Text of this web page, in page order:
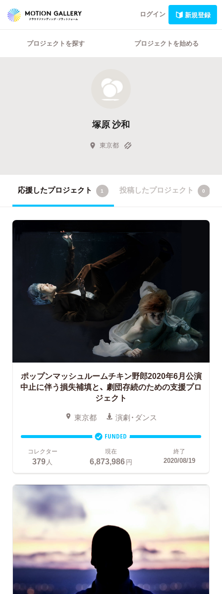
ログイン 新規登録
プロジェクトを探す プロジェクトを始める
塚原 沙和
東京都
応援したプロジェクト 1 投稿したプロジェクト 0
ポップンマッシュルームチキン野郎2020年6月公演
中止に伴う損失補填と、 劇団存続のための支援プロ
ジェクト
東京都 演劇・ダンス
FUNDED
コレクター
379 人
現在
6,873,986円
終了
2020/08/19